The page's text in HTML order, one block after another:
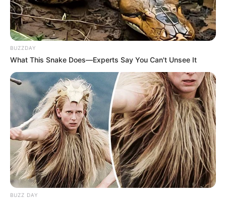
BUZZDAY
What This Snake Does—Experts Say You Can't Unsee It
BUZZ DAY